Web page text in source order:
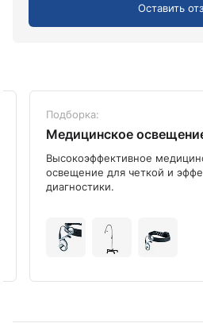
Оставить
Подборка:
Медицинское
Высокоэффективное
освещение для четкой и
диагностики.